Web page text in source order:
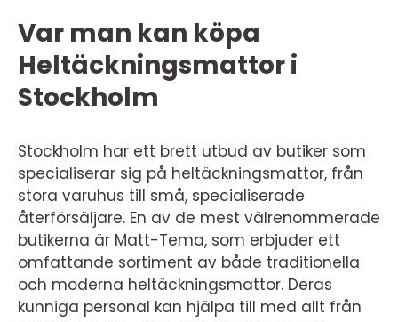
Var man kan köpa
Heltäckningsmattor i
Stockholm
Stockholm har ett brett utbud av butiker som
specialiserar sig på heltäckningsmattor, från
stora varuhus till små, specialiserade
återförsäljare. En av de mest välrenommerade
butikerna är Matt-Tema, som erbjuder ett
omfattande sortiment av både traditionella
och moderna heltäckningsmattor. Deras
kunniga personal kan hjälpa till med allt från